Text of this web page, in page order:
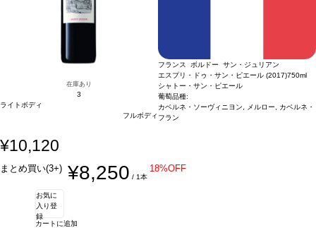
在庫あり
3
ライトボディ
フルボディ
フランス ボルドー サン・ジュリアン
エスプリ・ドゥ・サン・ピエール (2017)750ml
シャトー・サン・ピエール
葡萄品種:
カベルネ・ソーヴィニヨン, メルロー, カベルネ・
フラン
¥10,120
まとめ買い(3+) ¥8,250 / 1本
18%OFF
お気に
入り登
録
カートに追加